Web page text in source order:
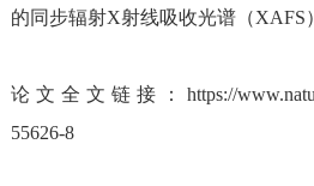
的同步辐射X射线吸收光谱（XAFS
论文全文链接：https://
55626-8